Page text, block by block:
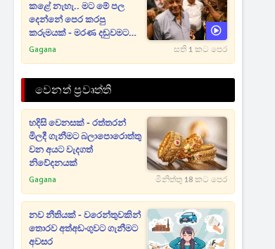
කළේ නැහැ.. මට මේ පල
දෙන්නේ පෙර කරපු
කරුමයක් - මරණ දඬුවමට
කළින් කට ඇරපු පූජිත් හඬා
Gagana සති 1 කට පෙර
වෙනත් ප්‍රවෘත්ති
හදිසි වෙනසක් - රත්තරන්
මිලදී ගැනීමට බලාපොරොත්තු
වන අයට වැදගත්
නිවේදනයක්
Gagana මිනිත්තු 18 කට පෙර
නව නීතියක් - වරෙන්තුවකින්
තොරව අත්අඩංගුවට ගැනීමට
අවසර